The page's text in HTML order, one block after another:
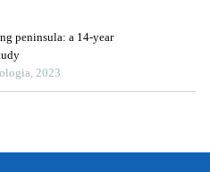
peninsula: a 14-year
2023